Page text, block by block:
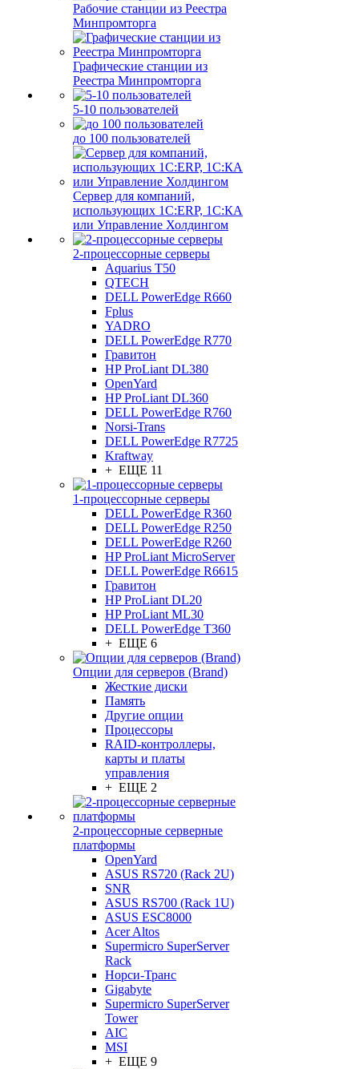
Рабочие станции из Реестра
Минпромторга
Графические станции из
Реестра Минпромторга
5-10 пользователей
до 100 пользователей
Сервер для компаний,
использующих 1C:ERP, 1С:КА
или Управление Холдингом
2-процессорные серверы
Aquarius T50
QTECH
DELL PowerEdge R660
Fplus
YADRO
DELL PowerEdge R770
Гравитон
HP ProLiant DL380
OpenYard
HP ProLiant DL360
DELL PowerEdge R760
Norsi-Trans
DELL PowerEdge R7725
Kraftway
+ ЕЩЕ 11
1-процессорные серверы
DELL PowerEdge R360
DELL PowerEdge R250
DELL PowerEdge R260
HP ProLiant MicroServer
DELL PowerEdge R6615
Гравитон
HP ProLiant DL20
HP ProLiant ML30
DELL PowerEdge T360
+ ЕЩЕ 6
Опции для серверов (Brand)
Жесткие диски
Память
Другие опции
Процессоры
RAID-контроллеры,
карты и платы
управления
+ ЕЩЕ 2
2-процессорные серверные
платформы
OpenYard
ASUS RS720 (Rack 2U)
SNR
ASUS RS700 (Rack 1U)
ASUS ESC8000
Acer Altos
Supermicro SuperServer
Rack
Норси-Транс
Gigabyte
Supermicro SuperServer
Tower
AIC
MSI
+ ЕЩЕ 9